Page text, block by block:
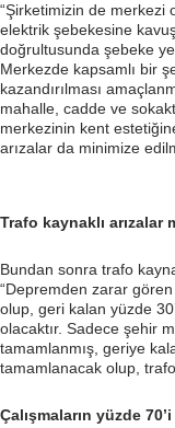
“Şirketimizin de merkezi
elektrik şebekesine
doğrultusunda şebeke
Merkezde kapsamlı bir
kazandırılması
mahalle, cadde ve
merkezinin kent
arızalar da minimize
Trafo kaynaklı
Bundan sonra trafo
“Depremden zarar
olup, geri kalan yüzde
olacaktır. Sadece şehir
tamamlanmış, geriye
tamamlanacak olup, trafo
Çalışmaların yüzde